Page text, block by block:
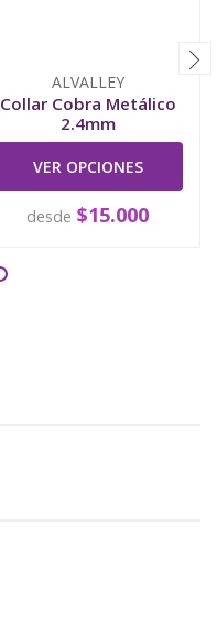
ALVALLEY
Collar Cobra Metálico
2.4mm
VER OPCIONES
desde $15.000